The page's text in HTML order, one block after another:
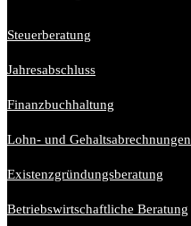
Steuerberatung
Jahresabschluss
Finanzbuchhaltung
Lohn- und Gehaltsabrechnungen
Existenzgründungsberatung
Betriebswirtschaftliche Beratung